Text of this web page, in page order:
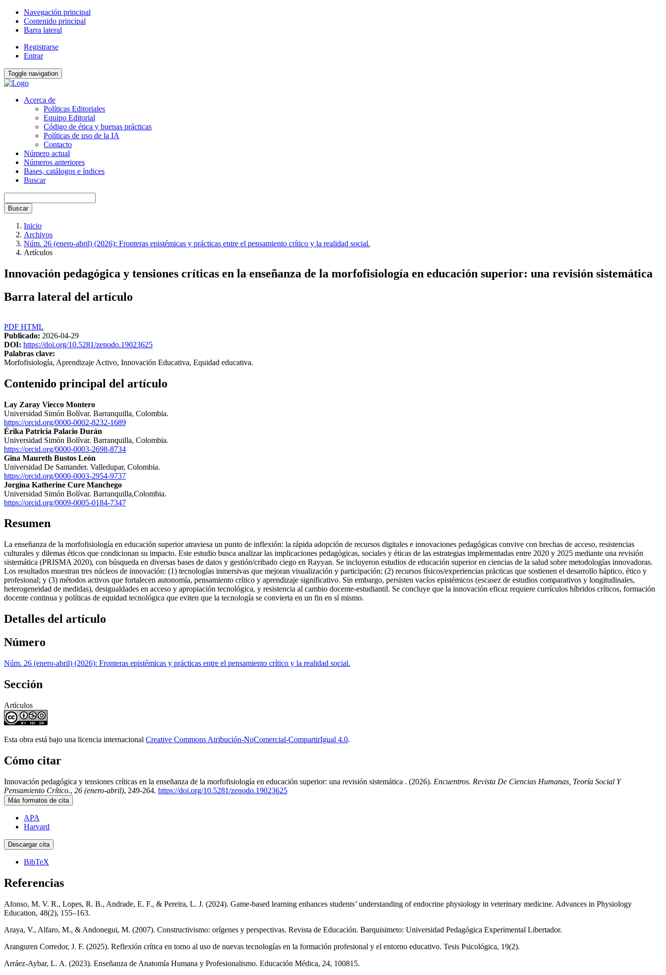
Navegación principal
Contenido principal
Barra lateral
Registrarse
Entrar
Toggle navigation
Acerca de
Políticas Editoriales
Equipo Editorial
Código de ética y buenas prácticas
Políticas de uso de la IA
Contacto
Número actual
Números anteriores
Bases, catálogos e índices
Buscar
Buscar
Inicio
Archivos
Núm. 26 (enero-abril) (2026): Fronteras epistémicas y prácticas entre el pensamiento crítico y la realidad social.
Artículos
Innovación pedagógica y tensiones críticas en la enseñanza de la morfofisiología en educación superior: una revisión sistemática
Barra lateral del artículo
PDF HTML
Publicado: 2026-04-29
DOI: https://doi.org/10.5281/zenodo.19023625
Palabras clave:
Morfofisiología, Aprendizaje Activo, Innovación Educativa, Equidad educativa.
Contenido principal del artículo
Lay Zaray Viecco Montero
Universidad Simón Bolívar. Barranquilla, Colombia.
https://orcid.org/0000-0002-8232-1689
Érika Patricia Palacio Durán
Universidad Simón Bolívar. Barranquilla, Colombia.
https://orcid.org/0000-0003-2698-8734
Gina Maureth Bustos León
Universidad De Santander. Valledupar, Colombia.
https://orcid.org/0000-0003-2954-9737
Jorgina Katherine Cure Manchego
Universidad Simón Bolívar. Barranquilla,Colombia.
https://orcid.org/0009-0005-0184-7347
Resumen
La enseñanza de la morfofisiología en educación superior atraviesa un punto de inflexión: la rápida adopción de recursos digitales e innovaciones pedagógicas convive con brechas de acceso, resistencias
culturales y dilemas éticos que condicionan su impacto. Este estudio busca analizar las implicaciones pedagógicas, sociales y éticas de las estrategias implementadas entre 2020 y 2025 mediante una revisión
sistemática (PRISMA 2020), con búsqueda en diversas bases de datos y gestión/cribado ciego en Rayyan. Se incluyeron estudios de educación superior en ciencias de la salud sobre metodologías innovadoras.
Los resultados muestran tres núcleos de innovación: (1) tecnologías inmersivas que mejoran visualización y participación; (2) recursos físicos/experiencias prácticas que sostienen el desarrollo háptico, ético y
profesional; y (3) métodos activos que fortalecen autonomía, pensamiento crítico y aprendizaje significativo. Sin embargo, persisten vacíos epistémicos (escasez de estudios comparativos y longitudinales,
heterogeneidad de medidas), desigualdades en acceso y apropiación tecnológica, y resistencia al cambio docente-estudiantil. Se concluye que la innovación eficaz requiere currículos híbridos críticos, formación
docente continua y políticas de equidad tecnológica que eviten que la tecnología se convierta en un fin en sí mismo.
Detalles del artículo
Número
Núm. 26 (enero-abril) (2026): Fronteras epistémicas y prácticas entre el pensamiento crítico y la realidad social.
Sección
Artículos
Esta obra está bajo una licencia internacional Creative Commons Atribución-NoComercial-CompartirIgual 4.0.
Cómo citar
Innovación pedagógica y tensiones críticas en la enseñanza de la morfofisiología en educación superior: una revisión sistemática . (2026). Encuentros. Revista De Ciencias Humanas, Teoría Social Y
Pensamiento Crítico., 26 (enero-abril), 249-264. https://doi.org/10.5281/zenodo.19023625
Más formatos de cita
APA
Harvard
Descargar cita
BibTeX
Referencias
Afonso, M. V. R., Lopes, R. B., Andrade, E. F., & Pereira, L. J. (2024). Game-based learning enhances students’ understanding of endocrine physiology in veterinary medicine. Advances in Physiology
Education, 48(2), 155–163.
Araya, V., Alfaro, M., & Andonegui, M. (2007). Constructivismo: orígenes y perspectivas. Revista de Educación. Barquisimeto: Universidad Pedagógica Experimental Libertador.
Aranguren Corredor, J. F. (2025). Reflexión crítica en torno al uso de nuevas tecnologías en la formación profesional y el entorno educativo. Tesis Psicológica, 19(2).
Arráez-Aybar, L. A. (2023). Enseñanza de Anatomía Humana y Profesionalismo. Educación Médica, 24, 100815.